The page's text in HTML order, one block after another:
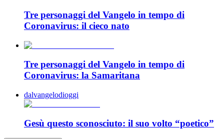
Tre personaggi del Vangelo in tempo di
Coronavirus: il cieco nato
Tre personaggi del Vangelo in tempo di
Coronavirus: la Samaritana
dalvangelodioggi
Gesù questo sconosciuto: il suo volto “poetico”